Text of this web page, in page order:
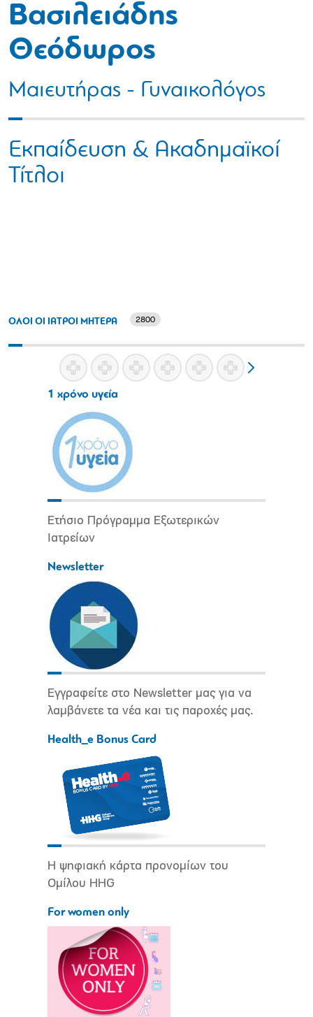
Βασιλειάδης
Θεόδωρος
Μαιευτήρας - Γυναικολόγος
Εκπαίδευση & Ακαδημαϊκοί
Τίτλοι
ΟΛΟΙ ΟΙ ΙΑΤΡΟΙ ΜΗΤΕΡΑ 2800
1 χρόνο υγεία
Ετήσιο Πρόγραμμα Εξωτερικών
Ιατρείων
Newsletter
Εγγραφείτε στο Newsletter μας για να
λαμβάνετε τα νέα και τις παροχές μας.
Health_e Bonus Card
Η ψηφιακή κάρτα προνομίων του
Ομίλου HHG
For women only